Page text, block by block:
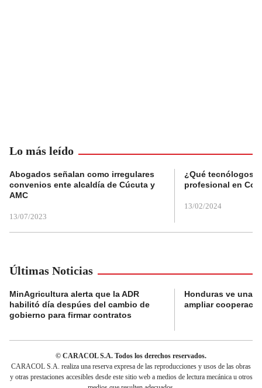
Lo más leído
Abogados señalan como irregulares
convenios ente alcaldía de Cúcuta y
AMC
13/07/2023
¿Qué tecnólogos
profesional en
13/02/2024
Últimas Noticias
MinAgricultura alerta que la ADR
habilitó día despúes del cambio de
gobierno para firmar contratos
Honduras ve una
ampliar
© CARACOL S.A. Todos los derechos reservados.
CARACOL S.A. realiza una reserva expresa de las reproducciones y usos de las obras
y otras prestaciones accesibles desde este sitio web a medios de lectura mecánica u otros